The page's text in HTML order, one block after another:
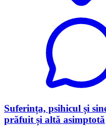
Suferința, psihicul și
prăfuit și altă asimptotă